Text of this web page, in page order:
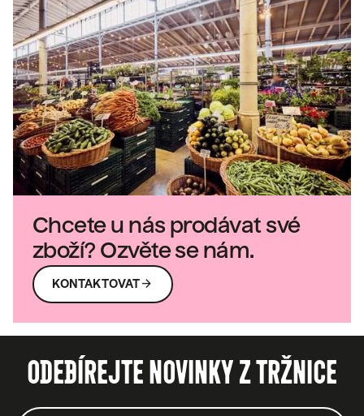
Chcete u nás prodávat své
zboží? Ozvěte se nám.
KONTAKTOVAT ARROW_FORWARD
ODEBÍREJTE NOVINKY Z TRŽNICE